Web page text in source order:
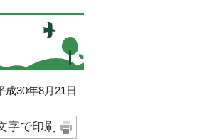
30年8月21日
字で印刷